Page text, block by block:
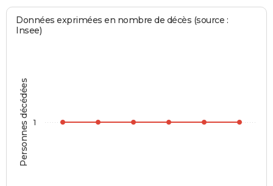
Personnes décédées
Données exprimées en nombre de décès (source :
Insee)
1